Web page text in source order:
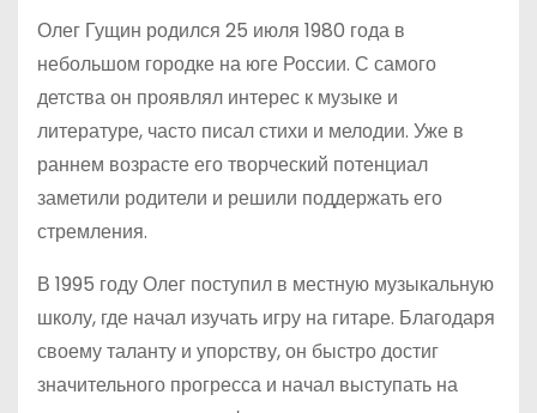
Олег Гущин родился 25 июля 1980 года в
небольшом городке на юге России. С самого
детства он проявлял интерес к музыке и
литературе, часто писал стихи и мелодии. Уже в
раннем возрасте его творческий потенциал
заметили родители и решили поддержать его
стремления.
В 1995 году Олег поступил в местную музыкальную
школу, где начал изучать игру на гитаре. Благодаря
своему таланту и упорству, он быстро достиг
значительного прогресса и начал выступать на